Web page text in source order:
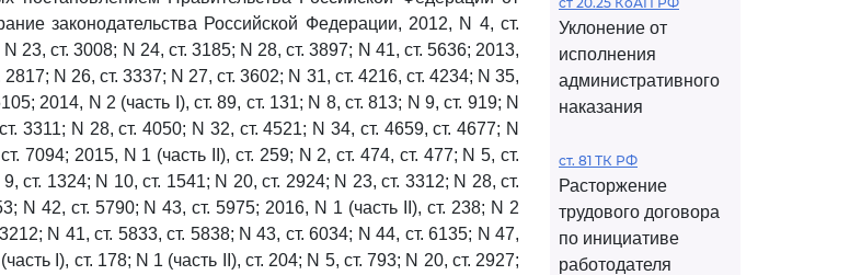
законодательства Российской Федерации, 2012, N 4, ст.
23, ст. 3008; N 24, ст. 3185; N 28, ст. 3897; N 41, ст. 5636; 2013,
2817; N 26, ст. 3337; N 27, ст. 3602; N 31, ст. 4216, ст. 4234; N 35,
2014, N 2 (часть I), ст. 89, ст. 131; N 8, ст. 813; N 9, ст. 919; N
3311; N 28, ст. 4050; N 32, ст. 4521; N 34, ст. 4659, ст. 4677; N
7094; 2015, N 1 (часть II), ст. 259; N 2, ст. 474, ст. 477; N 5, ст.
ст. 1324; N 10, ст. 1541; N 20, ст. 2924; N 23, ст. 3312; N 28, ст.
N 42, ст. 5790; N 43, ст. 5975; 2016, N 1 (часть II), ст. 238; N 2
N 41, ст. 5833, ст. 5838; N 43, ст. 6034; N 44, ст. 6135; N 47,
I), ст. 178; N 1 (часть II), ст. 204; N 5, ст. 793; N 20, ст. 2927;
Уклонение от
исполнения
административного
наказания
ст. 81 ТК РФ
Расторжение
трудового договора
по инициативе
работодателя